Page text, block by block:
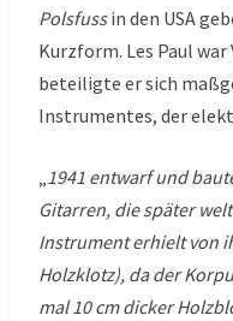
Polsfussin den USA
Kurzform. Les Paul
beteiligte er sich
Instrumentes, der
„1941 entwarf und
Gitarren, die später
Instrument erhielt von
Holzklotz), da der
mal 10 cm dicker